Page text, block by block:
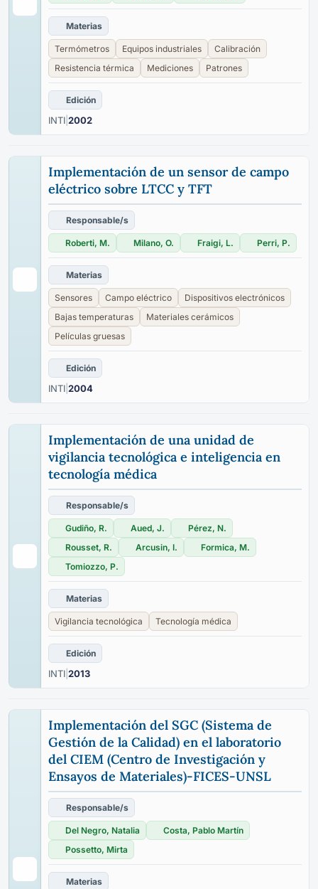
Materias
Termómetros Equipos industriales
Calibración
Resistencia térmica
Mediciones Patrones
Edición
INTI 2002
Implementación de un sensor de campo
eléctrico sobre LTCC y TFT
Responsable/s
Roberti, M. Milano, O. Fraigi, L. Perri, P.
Materias
Sensores Campo eléctrico
Dispositivos electrónicos
Bajas temperaturas
Materiales cerámicos
Películas gruesas
Edición
INTI 2004
Implementación de una unidad de
vigilancia tecnológica e inteligencia en
tecnología médica
Responsable/s
Gudiño, R. Aued, J.
Pérez, N.
Rousset, R.
Arcusin, I.
Formica, M.
Tomiozzo, P.
Materias
Vigilancia tecnológica Tecnología médica
Edición
INTI 2013
Implementación del SGC (Sistema de
Gestión de la Calidad) en el laboratorio
del CIEM (Centro de Investigación y
Ensayos de Materiales)-FICES-UNSL
Responsable/s
Del Negro, Natalia
Costa, Pablo Martín
Possetto, Mirta
Materias